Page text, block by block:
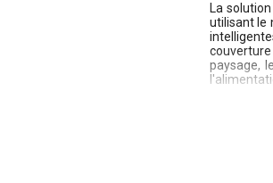
La solution
utilisant le
paysage,